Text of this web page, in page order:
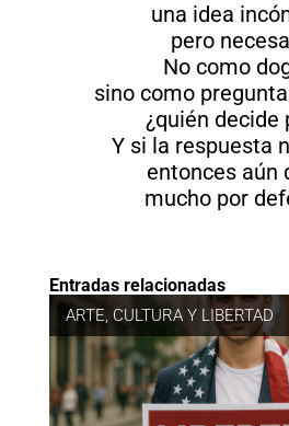
una idea
pero
No como
sino como
¿quién decide
Y si la respuesta
entonces aún
mucho por
Entradas relacionadas
ARTE, CULTURA Y LIBERTAD